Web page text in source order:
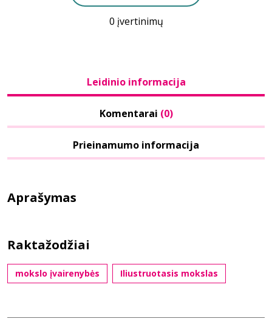
0 įvertinimų
Leidinio informacija
Komentarai (0)
Prieinamumo informacija
Aprašymas
Raktažodžiai
mokslo įvairenybės Iliustruotasis mokslas